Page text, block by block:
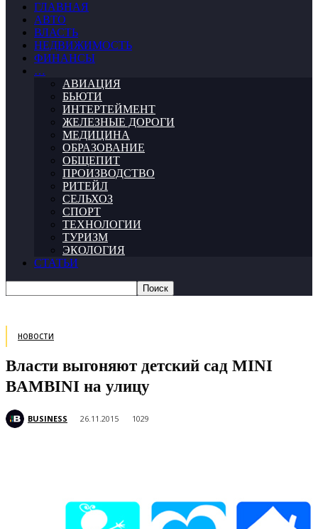
ГЛАВНАЯ
АВТО
ВЛАСТЬ
НЕДВИЖИМОСТЬ
ФИНАНСЫ
…
АВИАЦИЯ
БЬЮТИ
ИНТЕРТЕЙМЕНТ
ЖЕЛЕЗНЫЕ ДОРОГИ
МЕДИЦИНА
ОБРАЗОВАНИЕ
ОБЩЕПИТ
ПРОИЗВОДСТВО
РИТЕЙЛ
СЕЛЬХОЗ
СПОРТ
ТЕХНОЛОГИИ
ТУРИЗМ
ЭКОЛОГИЯ
СТАТЬИ
НОВОСТИ
Власти выгоняют детский сад MINI
BAMBINI на улицу
BUSINESS 26.11.2015 1029